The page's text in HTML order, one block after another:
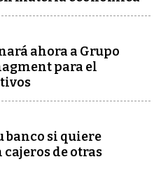
ahora a Grupo
para el
banco si quiere
de otras